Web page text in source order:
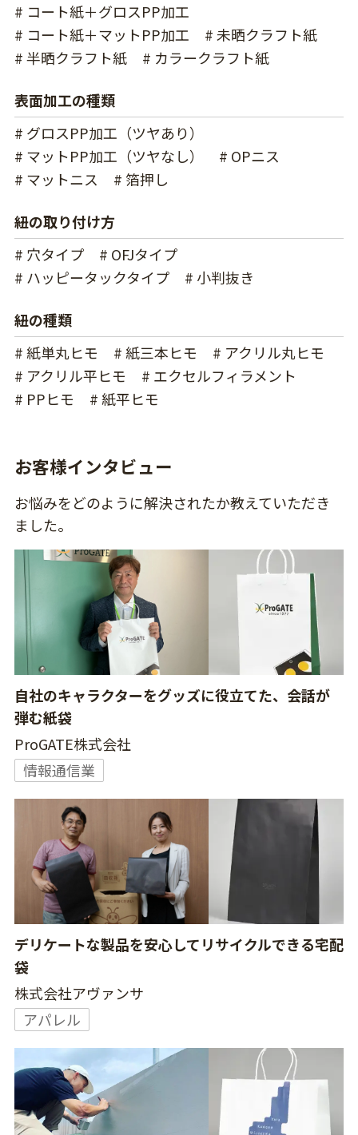
# コート紙＋グロスPP加工
# コート紙＋マットPP加工
# 未晒クラフト紙
# 半晒クラフト紙
# カラークラフト紙
表面加工の種類
# グロスPP加工（ツヤあり）
# マットPP加工（ツヤなし）
# OPニス
# マットニス
# 箔押し
紐の取り付け方
# 穴タイプ
# OFJタイプ
# ハッピータックタイプ
# 小判抜き
紐の種類
# 紙単丸ヒモ
# 紙三本ヒモ
# アクリル丸ヒモ
# アクリル平ヒモ
# エクセルフィラメント
# PPヒモ
# 紙平ヒモ
お客様インタビュー
お悩みをどのように解決されたか教えていただき
ました。
自社のキャラクターをグッズに役立てた、会話が
弾む紙袋
ProGATE株式会社
情報通信業
デリケートな製品を安心してリサイクルできる宅配
袋
株式会社アヴァンサ
アパレル